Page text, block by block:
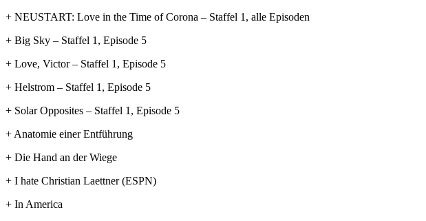
+ NEUSTART: Love in the Time of Corona – Staffel 1, alle Episoden
+ Big Sky – Staffel 1, Episode 5
+ Love, Victor – Staffel 1, Episode 5
+ Helstrom – Staffel 1, Episode 5
+ Solar Opposites – Staffel 1, Episode 5
+ Anatomie einer Entführung
+ Die Hand an der Wiege
+ I hate Christian Laettner (ESPN)
+ In America